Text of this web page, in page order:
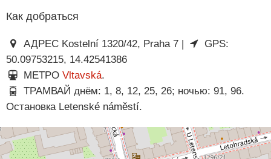
Как добраться
АДРЕС Kostelní 1320/42, Praha 7 |
GPS:
50.09753215, 14.42541386
МЕТРО Vltavská.
ТРАМВАЙ днём: 1, 8, 12, 25, 26; ночью: 91, 96.
Остановка Letenské náměstí.